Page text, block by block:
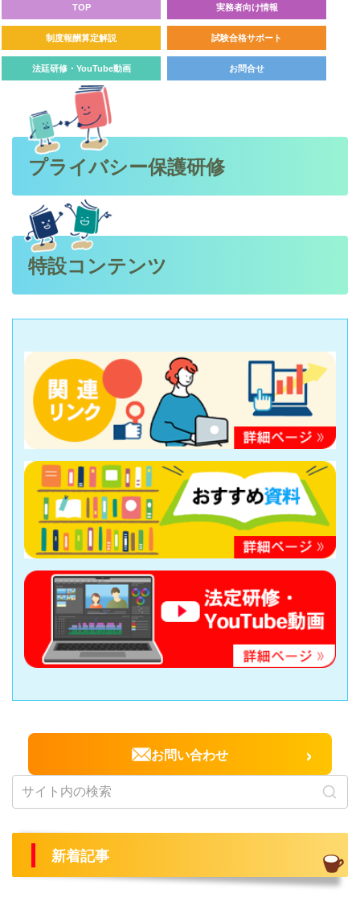
TOP 実務者向け情報
制度報酬算定解説 試験合格サポート
法廷研修・YouTube動画 お問合せ
プライバシー保護研修
特設コンテンツ
お問い合わせ ›
新着記事